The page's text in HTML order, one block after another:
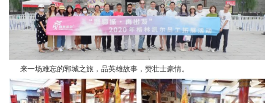
来一场难忘的郓城之旅，品英雄故事，赞壮士豪情。